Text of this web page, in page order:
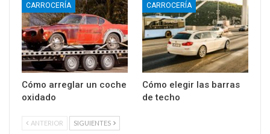
CARROCERÍA
Cómo arreglar un coche
oxidado
CARROCERÍA
Cómo elegir las barras
de techo
ANTERIOR SIGUIENTES